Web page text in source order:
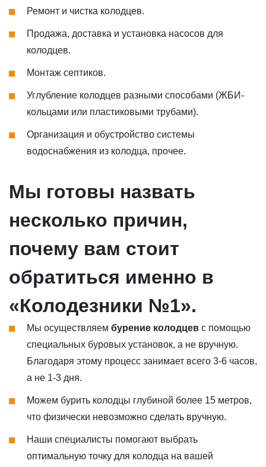
Ремонт и чистка колодцев.
Продажа, доставка и установка насосов для
колодцев.
Монтаж септиков.
Углубление колодцев разными способами (ЖБИ-
кольцами или пластиковыми трубами).
Организация и обустройство системы
водоснабжения из колодца, прочее.
Мы готовы назвать
несколько причин,
почему вам стоит
обратиться именно в
«Колодезники №1».
Мы осуществляем бурение колодцев с помощью
специальных буровых установок, а не вручную.
Благодаря этому процесс занимает всего 3-6 часов,
а не 1-3 дня.
Можем бурить колодцы глубиной более 15 метров,
что физически невозможно сделать вручную.
Наши специалисты помогают выбрать
оптимальную точку для колодца на вашей